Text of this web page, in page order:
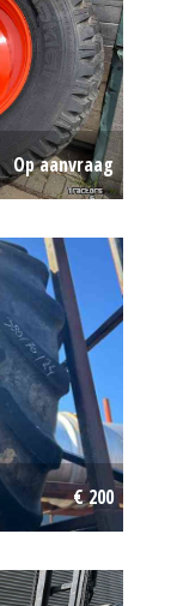
Op aanvraag
€ 200